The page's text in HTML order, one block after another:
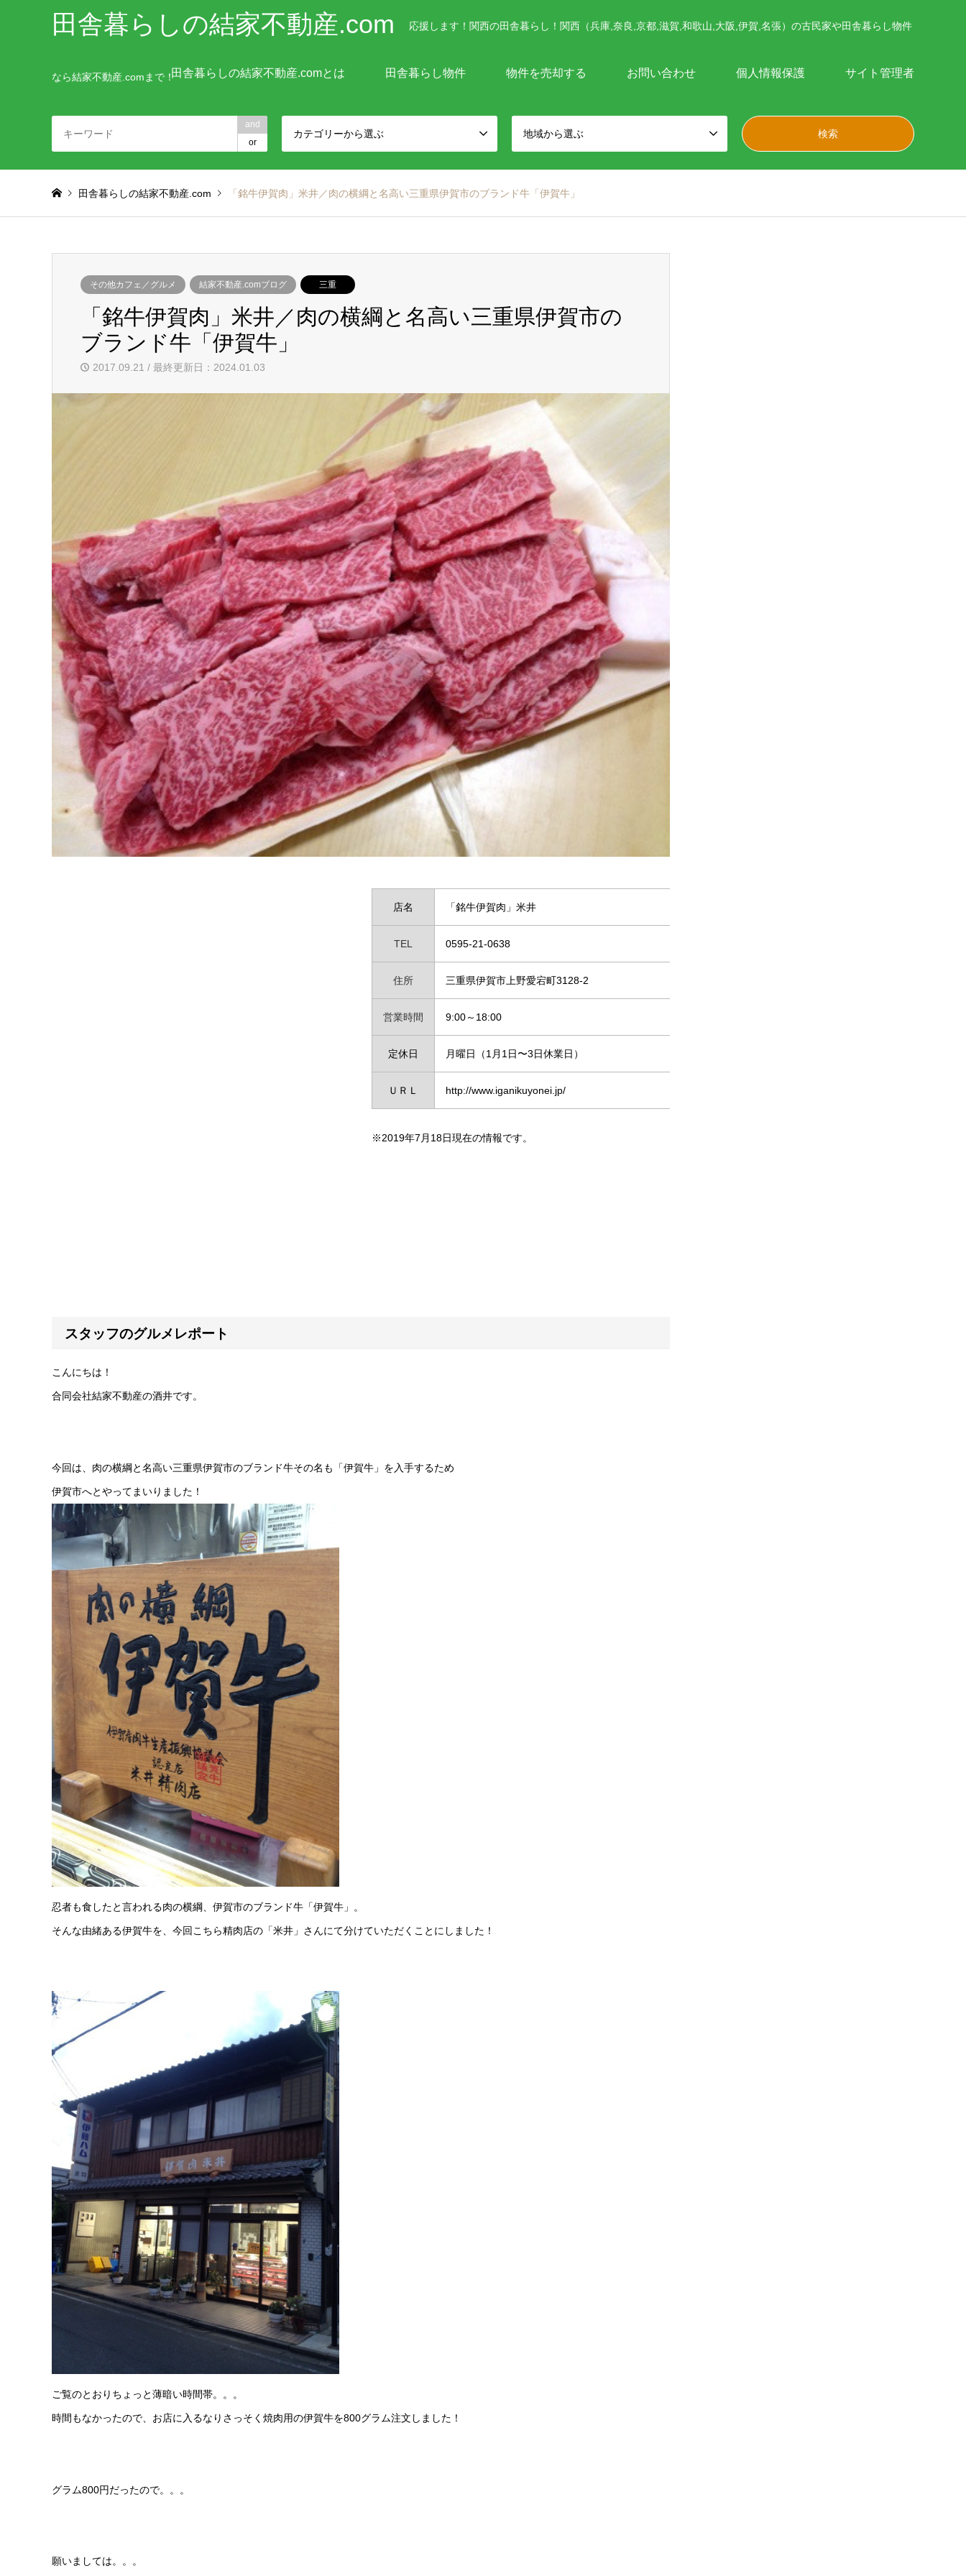
田舎暮らしの結家不動産.com 応援します！関西の田舎暮らし！関西（兵庫,奈良,京都,滋賀,和歌山,大阪,伊賀,名張）の古民家や田舎暮らし物件
なら結家不動産.comまで！田舎暮らしの結家不動産.comとは 田舎暮らし物件 物件を売却する お問い合わせ 個人情報保護 サイト管理者
and
or
カテゴリーから選ぶ 地域から選ぶ
田舎暮らしの結家不動産.com 「銘牛伊賀肉」米井／肉の横綱と名高い三重県伊賀市のブランド牛「伊賀牛」
その他カフェ／グルメ 結家不動産.comブログ 三重
「銘牛伊賀肉」米井／肉の横綱と名高い三重県伊賀市の
ブランド牛「伊賀牛」
2017.09.21 / 最終更新日：2024.01.03
店名 「銘牛伊賀肉」米井
TEL 0595-21-0638
住所 三重県伊賀市上野愛宕町3128-2
営業時間 9:00～18:00
定休日 月曜日（1月1日〜3日休業日）
ＵＲＬ http://www.iganikuyonei.jp/
※2019年7月18日現在の情報です。
スタッフのグルメレポート
こんにちは！
合同会社結家不動産の酒井です。
今回は、肉の横綱と名高い三重県伊賀市のブランド牛その名も「伊賀牛」を入手するため
伊賀市へとやってまいりました！
忍者も食したと言われる肉の横綱、伊賀市のブランド牛「伊賀牛」。
そんな由緒ある伊賀牛を、今回こちら精肉店の「米井」さんにて分けていただくことにしました！
ご覧のとおりちょっと薄暗い時間帯。。。
時間もなかったので、お店に入るなりさっそく焼肉用の伊賀牛を800グラム注文しました！
グラム800円だったので。。。
願いましては。。。